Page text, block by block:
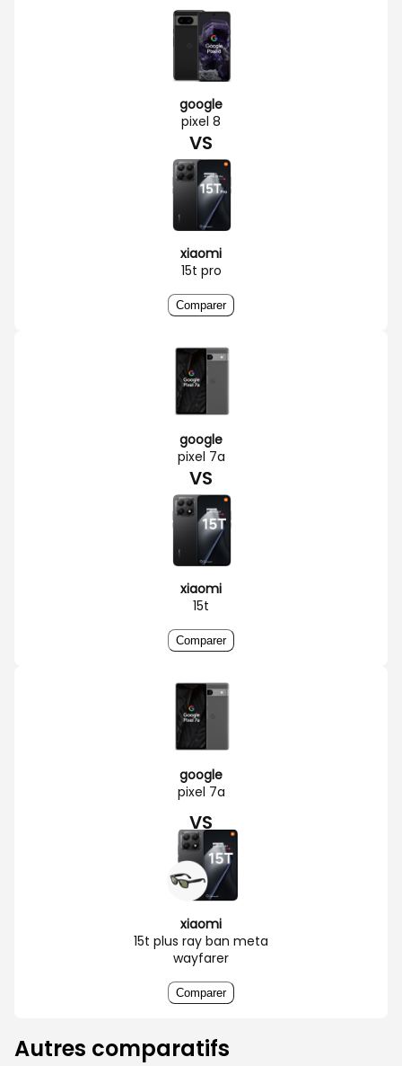
google
pixel 8
VS
xiaomi
15t pro
Comparer
google
pixel 7a
VS
xiaomi
15t
Comparer
google
pixel 7a
VS
xiaomi
15t plus ray ban meta
wayfarer
Comparer
Autres comparatifs